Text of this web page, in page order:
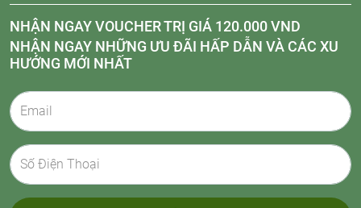
NHẬN NGAY VOUCHER TRỊ GIÁ 120.000 VND
NHẬN NGAY NHỮNG ƯU ĐÃI HẤP DẪN VÀ CÁC XU
HƯỚNG MỚI NHẤT